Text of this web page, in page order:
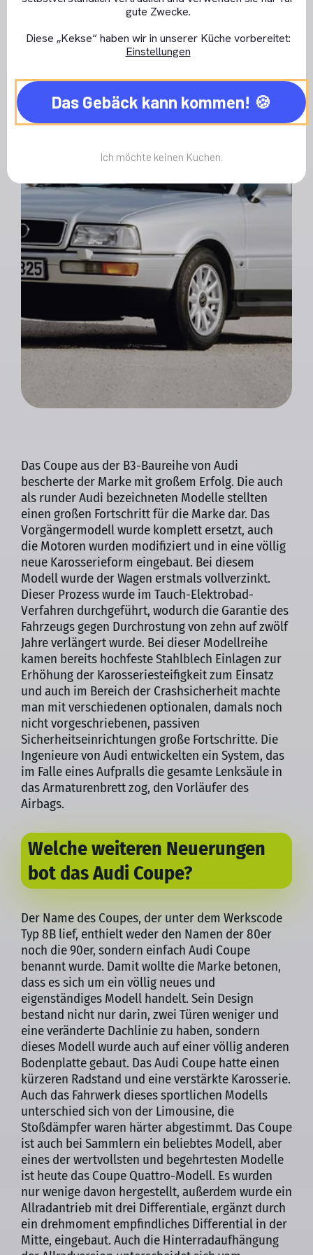
Reparaturen
RHD-LHD Umbau
Das Coupe aus der B3-Baureihe von Audi
bescherte der Marke mit großem Erfolg. Die auch
als runder Audi bezeichneten Modelle stellten
einen großen Fortschritt für die Marke dar. Das
Vorgängermodell wurde komplett ersetzt, auch
die Motoren wurden modifiziert und in eine völlig
neue Karosserieform eingebaut. Bei diesem
Modell wurde der Wagen erstmals vollverzinkt.
Dieser Prozess wurde im Tauch-Elektrobad-
Verfahren durchgeführt, wodurch die Garantie des
Fahrzeugs gegen Durchrostung von zehn auf zwölf
Jahre verlängert wurde. Bei dieser Modellreihe
kamen bereits hochfeste Stahlblech Einlagen zur
Erhöhung der Karosseriesteifigkeit zum Einsatz
und auch im Bereich der Crashsicherheit machte
man mit verschiedenen optionalen, damals noch
nicht vorgeschriebenen, passiven
Sicherheitseinrichtungen große Fortschritte. Die
Ingenieure von Audi entwickelten ein System, das
im Falle eines Aufpralls die gesamte Lenksäule in
das Armaturenbrett zog, den Vorläufer des
Airbags.
Welche weiteren Neuerungen
bot das Audi Coupe?
Der Name des Coupes, der unter dem Werkscode
Typ 8B lief, enthielt weder den Namen der 80er
noch die 90er, sondern einfach Audi Coupe
benannt wurde. Damit wollte die Marke betonen,
dass es sich um ein völlig neues und
eigenständiges Modell handelt. Sein Design
bestand nicht nur darin, zwei Türen weniger und
eine veränderte Dachlinie zu haben, sondern
dieses Modell wurde auch auf einer völlig anderen
Bodenplatte gebaut. Das Audi Coupe hatte einen
kürzeren Radstand und eine verstärkte Karosserie.
Auch das Fahrwerk dieses sportlichen Modells
unterschied sich von der Limousine, die
Stoßdämpfer waren härter abgestimmt. Das Coupe
ist auch bei Sammlern ein beliebtes Modell, aber
eines der wertvollsten und begehrtesten Modelle
ist heute das Coupe Quattro-Modell. Es wurden
nur wenige davon hergestellt, außerdem wurde ein
Allradantrieb mit drei Differentiale, ergänzt durch
ein drehmoment empfindliches Differential in der
Mitte, eingebaut. Auch die Hinterradaufhängung
gute Zwecke.
Diese „Kekse“ haben wir in unserer Küche vorbereitet:
Einstellungen
Das Gebäck kann kommen!
Ich möchte keinen Kuchen.